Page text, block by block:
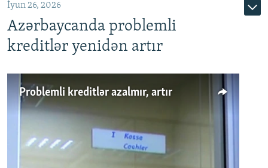
İyun 26, 2026
Azərbaycanda problemli
kreditlər yenidən artır
Problemli kreditlər azalmır, artır